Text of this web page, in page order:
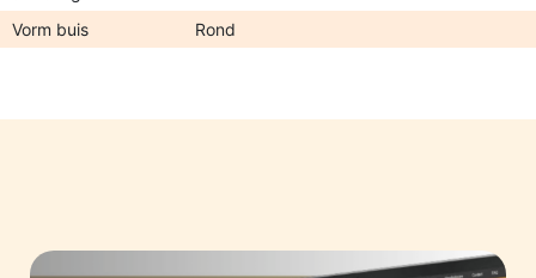
Vorm buis Rond